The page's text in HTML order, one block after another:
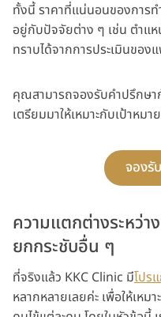
ทั้งนี้ ราคาที่แน่นอนของการ
อยู่กับปัจจัยต่าง ๆ เช่น ตำแ
ทราบได้จากการประเมินของ
คุณสามารถจองรับคำปรึกษา
เตรียมมาให้เหมาะกับเป้าหม
จองรั
ความแตกต่างระหว่
ยกกระชับอื่น ๆ
ที่จริงแล้ว KKC Clinic มีโปร
หลากหลายเลยค่ะ เพื่อให้เห